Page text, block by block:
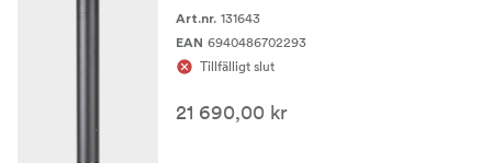
Art.nr. 131643
EAN 6940486702293
Tillfälligt slut
21 690,00 kr